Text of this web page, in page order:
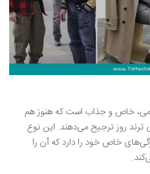
خاص و جذاب است که هنوز هم
ترند روز ترجیح می‌دهند. این نوع
خاص خود را دارد که آن را